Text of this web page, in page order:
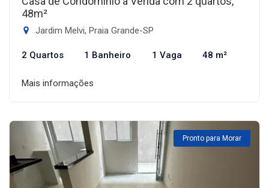
48m²
Jardim Melvi, Praia Grande-SP
2 Quartos 1 Banheiro 1 Vaga 48 m²
Mais informações
Pronto para Morar